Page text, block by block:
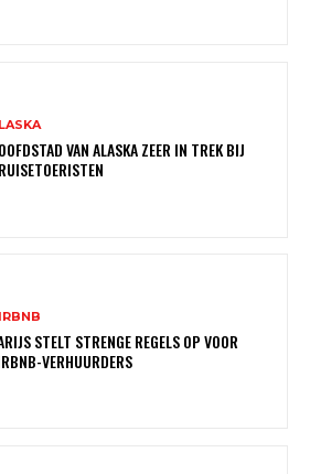
VAN ALASKA ZEER IN TREK BIJ
STELT STRENGE REGELS OP VOOR
VERHUURDERS